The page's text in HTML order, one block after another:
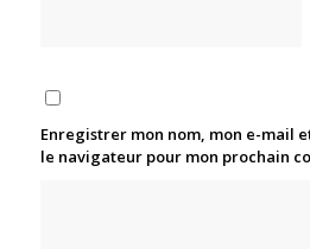
Enregistrer mon nom, mon e-mail
le navigateur pour mon prochain